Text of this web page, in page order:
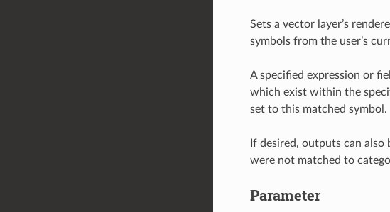
Sets a vector layer’s
symbols from the user’s
A specified expression or
which exist within the
set to this matched symbol.
If desired, outputs can
were not matched to
Parameter